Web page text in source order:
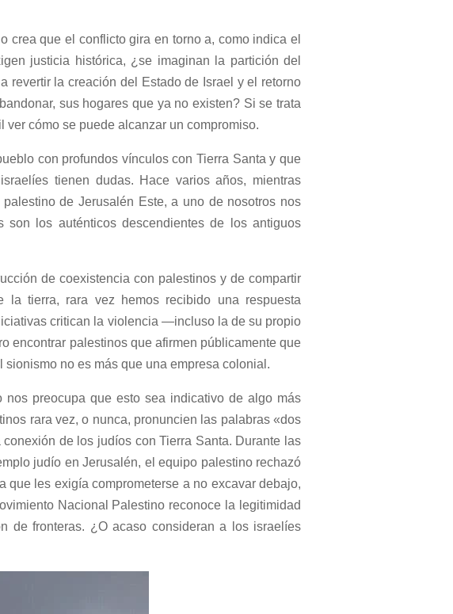
crea que el conflicto gira en torno a, como indica el
justicia histórica, ¿se imaginan la partición del
revertir la creación del Estado de Israel y el retorno
sus hogares que ya no existen? Si se trata
cómo se puede alcanzar un compromiso.
con profundos vínculos con Tierra Santa y que
tienen dudas. Hace varios años, mientras
de Jerusalén Este, a uno de nosotros nos
son los auténticos descendientes de los antiguos
de coexistencia con palestinos y de compartir
la tierra, rara vez hemos recibido una respuesta
critican la violencia —incluso la de su propio
encontrar palestinos que afirmen públicamente que
no es más que una empresa colonial.
nos preocupa que esto sea indicativo de algo más
rara vez, o nunca, pronuncien las palabras «dos
de los judíos con Tierra Santa. Durante las
judío en Jerusalén, el equipo palestino rechazó
que les exigía comprometerse a no excavar debajo,
Nacional Palestino reconoce la legitimidad
de fronteras. ¿O acaso consideran a los israelíes